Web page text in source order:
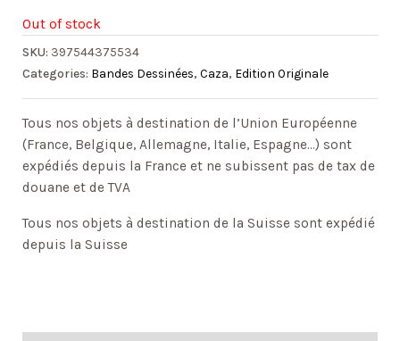
Out of stock
SKU: 397544375534
Categories: Bandes Dessinées, Caza, Edition Originale
Tous nos objets à destination de l’Union Européenne
(France, Belgique, Allemagne, Italie, Espagne…) sont
expédiés depuis la France et ne subissent pas de tax de
douane et de TVA
Tous nos objets à destination de la Suisse sont expédié
depuis la Suisse